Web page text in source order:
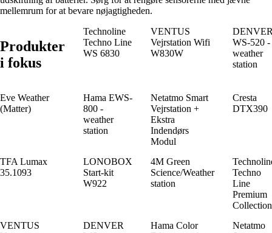
mellemrum for at bevare nøjagtigheden.
Produkter
i fokus
Technoline
Techno Line
WS 6830
VENTUS
Vejrstation Wifi
W830W
WS-520 -
weather
station
Eve Weather
(Matter)
Hama EWS-
800 -
weather
station
Netatmo Smart
Vejrstation +
Ekstra
Indendørs
Modul
Cresta
DTX390
TFA Lumax
35.1093
LONOBOX
Start-kit
W922
4M Green
Science/Weather
station
Techno
Line
Premium
Collection
VENTUS
DENVER
Hama Color
Netatmo